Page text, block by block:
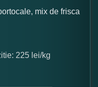
mix de frisca
225 lei/kg